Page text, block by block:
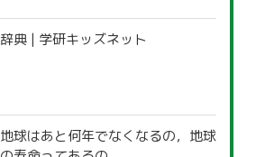
辞典 | 学研キッズネット
地球はあと何年でなくなるの，地球